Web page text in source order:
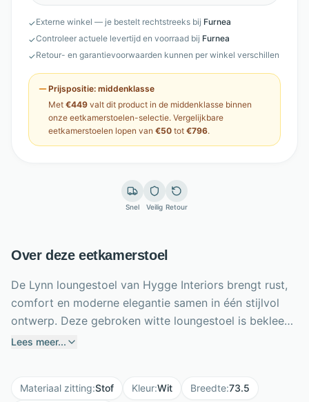
✓Externe winkel — je bestelt rechtstreeks bij Furnea
✓Controleer actuele levertijd en voorraad bij Furnea
✓Retour- en garantievoorwaarden kunnen per winkel verschillen
Prijspositie: middenklasse
Met €449 valt dit product in de middenklasse binnen
onze eetkamerstoelen-selectie. Vergelijkbare
eetkamerstoelen lopen van €50 tot €796.
Snel Veilig Retour
Over deze eetkamerstoel
De Lynn loungestoel van Hygge Interiors brengt rust,
comfort en moderne elegantie samen in één stijlvol
ontwerp. Deze gebroken witte loungestoel is bekleed
met Hevre polyester in een zachte melange, waardoor
voor ontspannen lezen, loungen of genieten van een
Lees meer...
Materiaal zitting:Stof Kleur:Wit Breedte:73.5